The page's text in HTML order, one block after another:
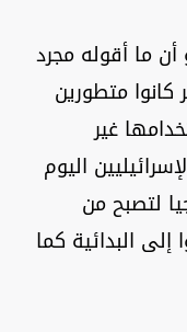
ما أقوله مجرد
كانوا متطورين
غير
اليوم
لتصبح من
البدائية كما